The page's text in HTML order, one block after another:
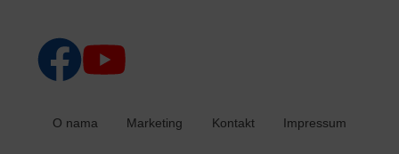
O nama Marketing Kontakt Impressum